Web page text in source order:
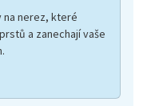
nerez, které
a zanechají vaše